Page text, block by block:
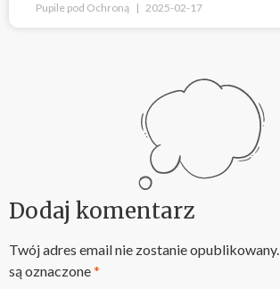
Pupile pod Ochroną 2025-02-17
Dodaj komentarz
Twój adres email nie zostanie opublikowany.
są oznaczone*